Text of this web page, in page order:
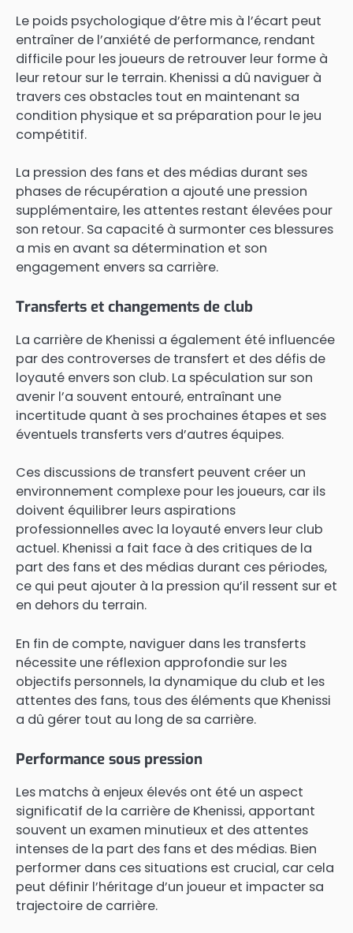
Le poids psychologique d’être mis à l’écart peut
entraîner de l’anxiété de performance, rendant
difficile pour les joueurs de retrouver leur forme à
leur retour sur le terrain. Khenissi a dû naviguer à
travers ces obstacles tout en maintenant sa
condition physique et sa préparation pour le jeu
compétitif.
La pression des fans et des médias durant ses
phases de récupération a ajouté une pression
supplémentaire, les attentes restant élevées pour
son retour. Sa capacité à surmonter ces blessures
a mis en avant sa détermination et son
engagement envers sa carrière.
Transferts et changements de club
La carrière de Khenissi a également été influencée
par des controverses de transfert et des défis de
loyauté envers son club. La spéculation sur son
avenir l’a souvent entouré, entraînant une
incertitude quant à ses prochaines étapes et ses
éventuels transferts vers d’autres équipes.
Ces discussions de transfert peuvent créer un
environnement complexe pour les joueurs, car ils
doivent équilibrer leurs aspirations
professionnelles avec la loyauté envers leur club
actuel. Khenissi a fait face à des critiques de la
part des fans et des médias durant ces périodes,
ce qui peut ajouter à la pression qu’il ressent sur et
en dehors du terrain.
En fin de compte, naviguer dans les transferts
nécessite une réflexion approfondie sur les
objectifs personnels, la dynamique du club et les
attentes des fans, tous des éléments que Khenissi
a dû gérer tout au long de sa carrière.
Performance sous pression
Les matchs à enjeux élevés ont été un aspect
significatif de la carrière de Khenissi, apportant
souvent un examen minutieux et des attentes
intenses de la part des fans et des médias. Bien
performer dans ces situations est crucial, car cela
peut définir l’héritage d’un joueur et impacter sa
trajectoire de carrière.